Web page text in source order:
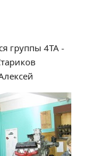
ДДТТ
группы 4ТА -